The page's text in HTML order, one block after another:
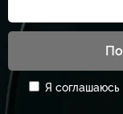
Я соглашаюсь